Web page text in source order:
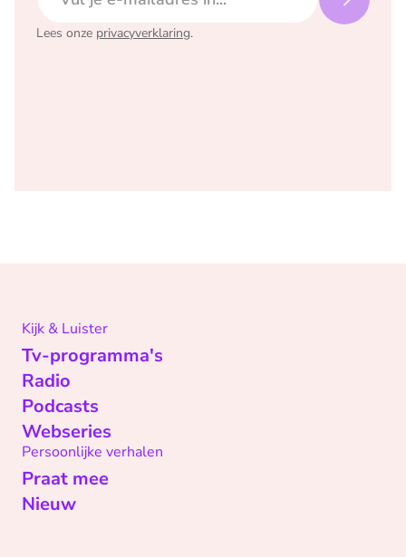
Lees onze privacyverklaring.
Kijk & Luister
Tv-programma's
Radio
Podcasts
Webseries
Persoonlijke verhalen
Praat mee
Nieuw